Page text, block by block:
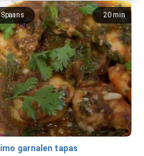
20 min
Spaans
limo garnalen tapas